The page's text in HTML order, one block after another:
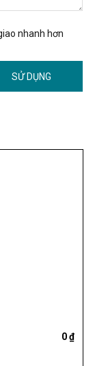
nhanh hơn
SỬ DỤNG
0 ₫